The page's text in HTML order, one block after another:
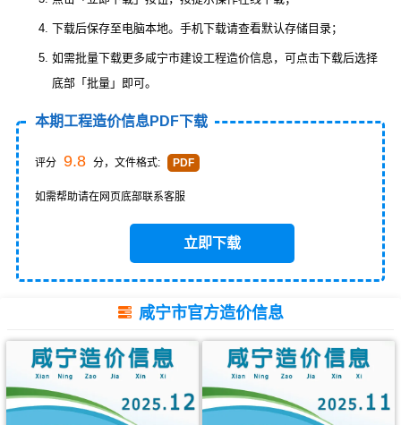
下载后保存至电脑本地。手机下载请查看默认存储目录；
如需批量下载更多咸宁市建设工程造价信息，可点击下载后选择
底部「批量」即可。
本期工程造价信息PDF下载
评分 9.8 分，文件格式: PDF
如需帮助请在网页底部联系客服
立即下载
咸宁市官方造价信息